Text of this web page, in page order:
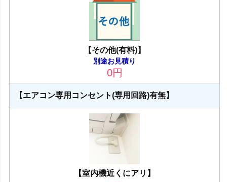
【その他(有料)】
別途お見積り
0円
【エアコン専用コンセント(専用回路)有無】
【室内機近くにアリ】